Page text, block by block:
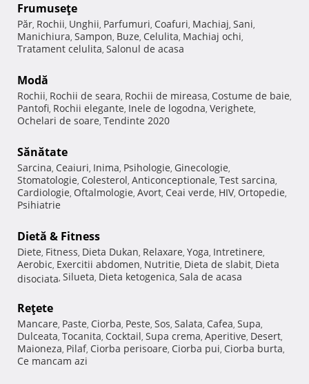
Frumuseţe
Păr, Rochii, Unghii, Parfumuri, Coafuri, Machiaj, Sani,
Manichiura, Sampon, Buze, Celulita, Machiaj ochi,
Tratament celulita, Salonul de acasa
Modă
Rochii, Rochii de seara, Rochii de mireasa, Costume de baie,
Pantofi, Rochii elegante, Inele de logodna, Verighete,
Ochelari de soare, Tendinte 2020
Sănătate
Sarcina, Ceaiuri, Inima, Psihologie, Ginecologie,
Stomatologie, Colesterol, Anticonceptionale, Test sarcina,
Cardiologie, Oftalmologie, Avort, Ceai verde, HIV, Ortopedie,
Psihiatrie
Dietă & Fitness
Diete, Fitness, Dieta Dukan, Relaxare, Yoga, Intretinere,
Aerobic, Exercitii abdomen, Nutritie, Dieta de slabit, Dieta
disociata, Silueta, Dieta ketogenica, Sala de acasa
Reţete
Mancare, Paste, Ciorba, Peste, Sos, Salata, Cafea, Supa,
Dulceata, Tocanita, Cocktail, Supa crema, Aperitive, Desert,
Maioneza, Pilaf, Ciorba perisoare, Ciorba pui, Ciorba burta,
Ce mancam azi